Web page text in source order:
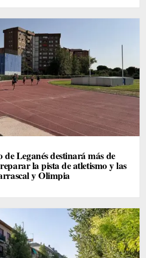
Leganés destinará más de
la pista de atletismo y las
y Olimpia